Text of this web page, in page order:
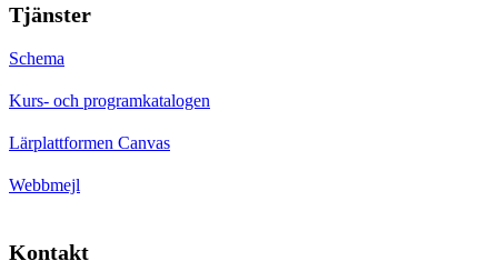
Tjänster
Schema
Kurs- och programkatalogen
Lärplattformen Canvas
Webbmejl
Kontakt